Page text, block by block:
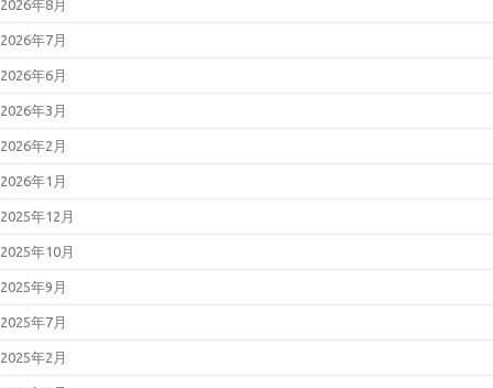
MailSuite」におけるスタックベー
弱性について（JVN#35567473）
脆弱性対策について(2026年5月)
Networks製PAN-OSの脆弱性対策
2026年05月07日
31431、Copy Fail)
策について(CVE-2026-31431、
2026年04月27日
Secure FTDの脆弱性について
2026年04月22日
2026年04月15日
2026年8月
2026年7月
2026年6月
2026年3月
2026年2月
2026年1月
2025年12月
2025年10月
2025年9月
2025年7月
2025年2月